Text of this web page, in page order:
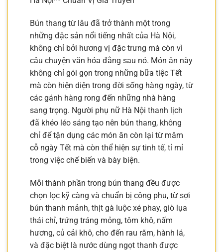
Bún thang từ lâu đã trở thành một trong
những đặc sản nổi tiếng nhất của Hà Nội,
không chỉ bởi hương vị đặc trưng mà còn vì
câu chuyện văn hóa đằng sau nó. Món ăn này
không chỉ gói gọn trong những bữa tiệc Tết
mà còn hiện diện trong đời sống hàng ngày, từ
các gánh hàng rong đến những nhà hàng
sang trọng. Người phụ nữ Hà Nội thanh lịch
đã khéo léo sáng tạo nên bún thang, không
chỉ để tận dụng các món ăn còn lại từ mâm
cỗ ngày Tết mà còn thể hiện sự tinh tế, tỉ mỉ
trong việc chế biến và bày biện.
Mỗi thành phần trong bún thang đều được
chọn lọc kỹ càng và chuẩn bị công phu, từ sợi
bún thanh mảnh, thịt gà luộc xé phay, giò lụa
thái chỉ, trứng tráng mỏng, tôm khô, nấm
hương, củ cải khô, cho đến rau răm, hành lá,
và đặc biệt là nước dùng ngọt thanh được